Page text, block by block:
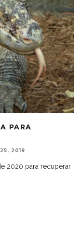
PARA
2019
2020 para recuperar